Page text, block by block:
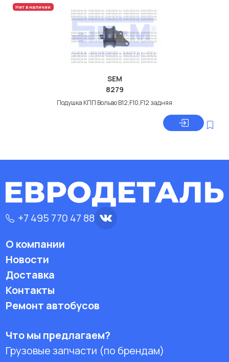
Нет в наличии
SEM
8279
Подушка КПП Вольво В12,F10,F12 задняя
+7 495 770 47 88
О компании
Новости
Доставка
Контакты
Ремонт автобусов
Что мы предлагаем?
Грузовые запчасти (по брендам)